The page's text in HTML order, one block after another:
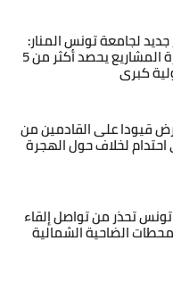
جديد لجامعة تونس المنار:
مكتب إدارة المشاريع يحصد أكثر من 5
كبرى
قيودا على القادمين من
احتدام لخلاف حول الهجرة
تحذر من تواصل إلقاء
الضاحية الشمالية